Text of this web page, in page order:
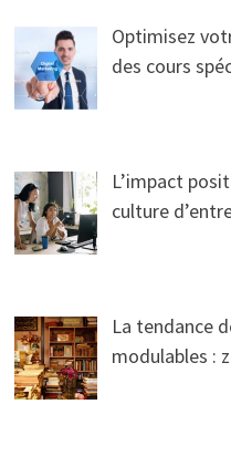
Optimisez
des cours
L’impact
culture
La tendance
modulables :